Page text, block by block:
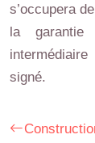
s’occupera
la garantie
signé.